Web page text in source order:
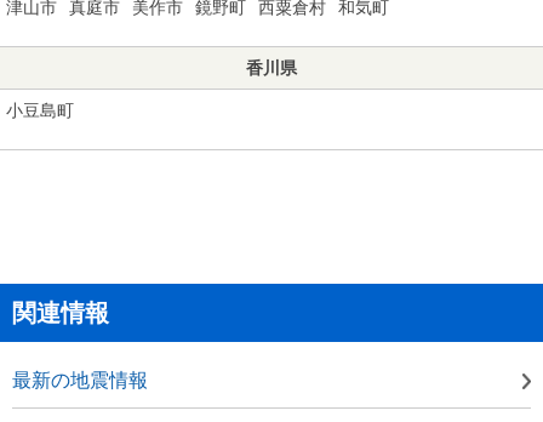
津山市 真庭市 美作市 鏡野町 西粟倉村 和気町
香川県
小豆島町
関連情報
最新の地震情報